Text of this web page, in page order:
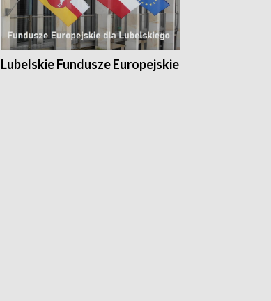
Lubelskie Fundusze Europejskie